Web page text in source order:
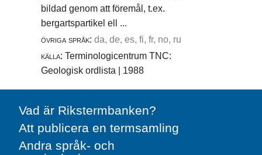
bildad genom att föremål, t.ex.
bergartspartikel ell ...
övriga språk: da, de, es, fi, fr, no, ru
källa: Terminologicentrum TNC:
Geologisk ordlista | 1988
Vad är Rikstermbanken?
Att publicera en termsamling
Andra språk- och